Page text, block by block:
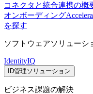
コネクタと統合連携の概
オンボーディング
を探す
ソフトウェアソリューシ
IdentityIQ
ID管理ソリューション
ビジネス課題の解決